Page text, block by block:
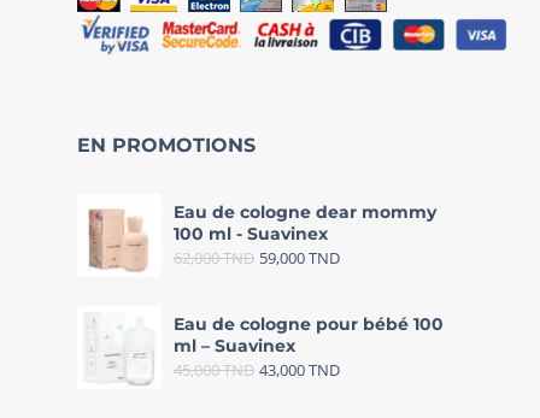
EN PROMOTIONS
Eau de cologne dear mommy
100 ml - Suavinex
62,000TND 59,000TND
Eau de cologne pour bébé 100
ml – Suavinex
45,000TND 43,000TND